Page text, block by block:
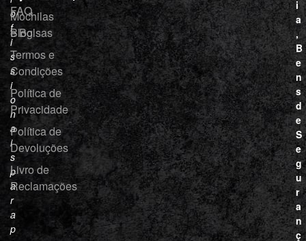
o
f
i
s
s
i
o
n
a
i
s
p
a
r
a
p
Mochilas
e Bolsas
FAQ
Blog
Termos e
Condições
Política de
Privacidade
Política de
Devoluções
Livro de
Reclamações
i
a
,
B
e
n
s
d
e
S
e
g
u
r
a
n
ç